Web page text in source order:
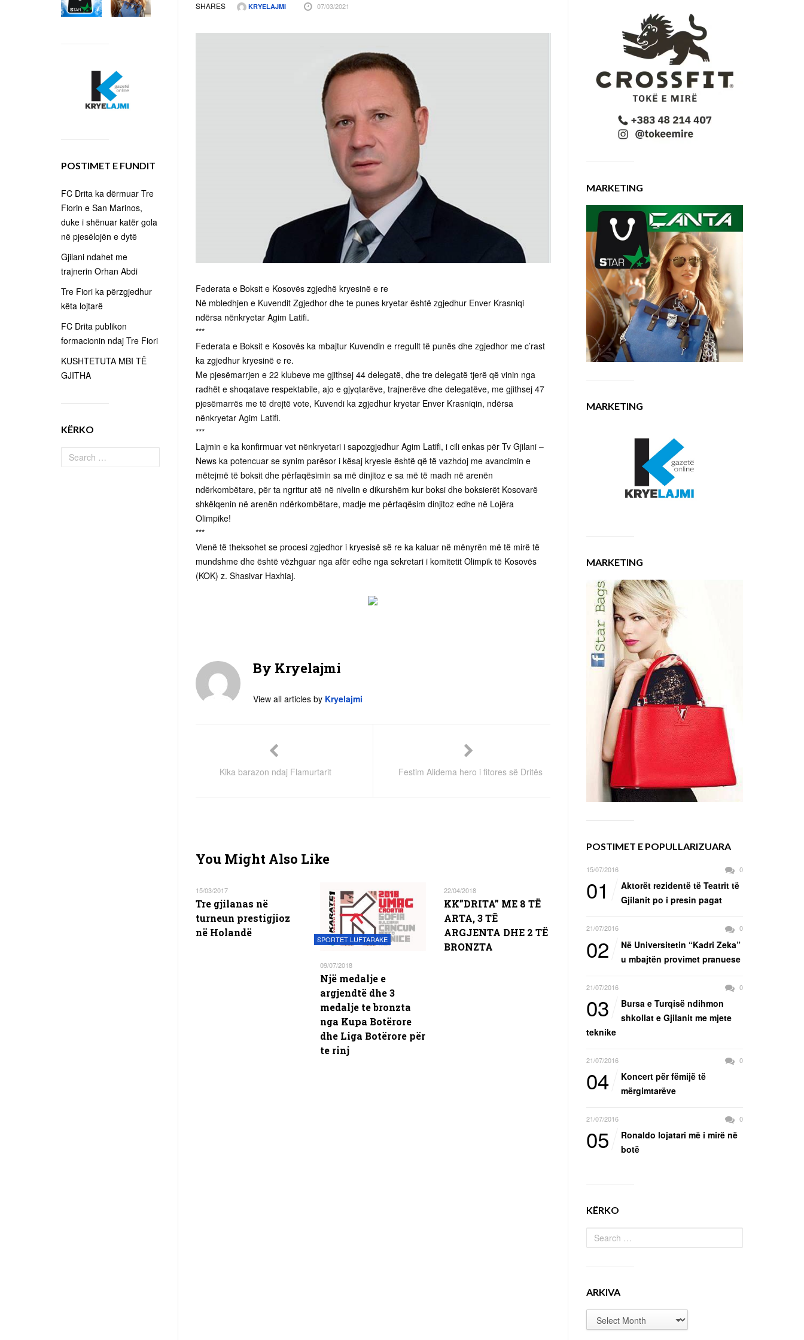
SHARES KRYELAJMI 07/03/2021
Federata e Boksit e Kosovës zgjedhë kryesinë e re
Në mbledhjen e Kuvendit Zgjedhor dhe te punes kryetar është zgjedhur Enver Krasniqi
ndërsa nënkryetar Agim Latifi.
***
Federata e Boksit e Kosovës ka mbajtur Kuvendin e rregullt të punës dhe zgjedhor me c’rast
ka zgjedhur kryesinë e re.
Me pjesëmarrjen e 22 klubeve me gjithsej 44 delegatë, dhe tre delegatë tjerë që vinin nga
radhët e shoqatave respektabile, ajo e gjyqtarëve, trajnerëve dhe delegatëve, me gjithsej 47
pjesëmarrës me të drejtë vote, Kuvendi ka zgjedhur kryetar Enver Krasniqin, ndërsa
nënkryetar Agim Latifi.
***
Lajmin e ka konfirmuar vet nënkryetari i sapozgjedhur Agim Latifi, i cili enkas për Tv Gjilani –
News ka potencuar se synim parësor i kësaj kryesie është që të vazhdoj me avancimin e
mëtejmë të boksit dhe përfaqësimin sa më dinjitoz e sa më të madh në arenën
ndërkombëtare, për ta ngritur atë në nivelin e dikurshëm kur boksi dhe boksierët Kosovarë
shkëlqenin në arenën ndërkombëtare, madje me përfaqësim dinjitoz edhe në Lojëra
Olimpike!
***
Vlenë të theksohet se procesi zgjedhor i kryesisë së re ka kaluar në mënyrën më të mirë të
mundshme dhe është vëzhguar nga afër edhe nga sekretari i komitetit Olimpik të Kosovës
(KOK) z. Shasivar Haxhiaj.
By Kryelajmi
View all articles by Kryelajmi
Kika barazon ndaj Flamurtarit Festim Alidema hero i fitores së Dritës
You Might Also Like
15/03/2017
Tre gjilanas në
turneun prestigjioz
në Holandë
SPORTET LUFTARAKE
09/07/2018
Një medalje e
argjendtë dhe 3
medalje te bronzta
nga Kupa Botërore
dhe Liga Botërore për
te rinj
22/04/2018
KK”DRITA” ME 8 TË
ARTA, 3 TË
ARGJENTA DHE 2 TË
BRONZTA
MARKETING
MARKETING
MARKETING
POSTIMET E POPULLARIZUARA
15/07/2016 0
01
Aktorët rezidentë të Teatrit të
Gjilanit po i presin pagat
21/07/2016 0
02
Në Universitetin “Kadri Zeka”
u mbajtën provimet pranuese
21/07/2016 0
03
Bursa e Turqisë ndihmon
shkollat e Gjilanit me mjete
teknike
21/07/2016 0
04
Koncert për fëmijë të
mërgimtarëve
21/07/2016 0
05
Ronaldo lojatari më i mirë në
botë
KËRKO
ARKIVA
POSTIMET E FUNDIT
FC Drita ka dërmuar Tre
Fiorin e San Marinos,
duke i shënuar katër gola
në pjesëlojën e dytë
Gjilani ndahet me
trajnerin Orhan Abdi
Tre Fiori ka përzgjedhur
këta lojtarë
FC Drita publikon
formacionin ndaj Tre Fiori
KUSHTETUTA MBI TË
GJITHA
KËRKO